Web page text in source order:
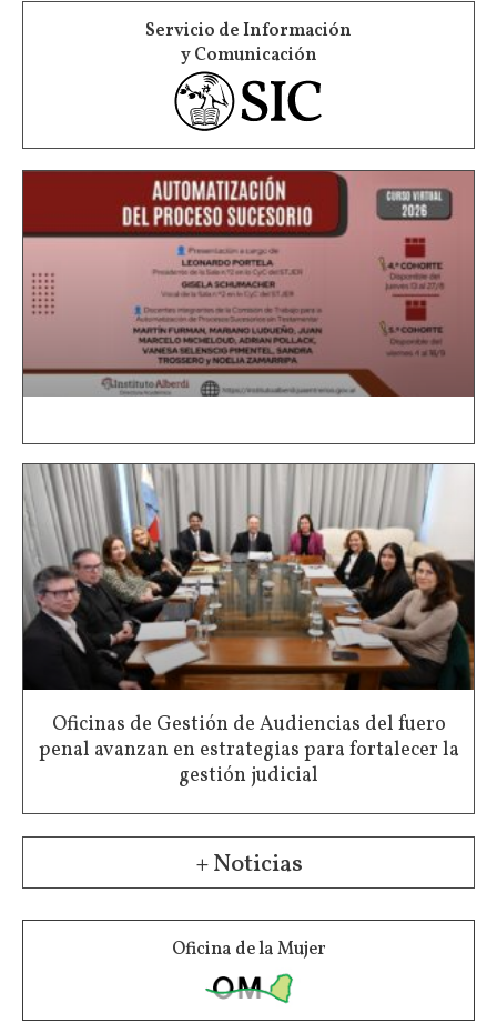
Servicio de Información
y Comunicación
Oficinas de Gestión de Audiencias del fuero
penal avanzan en estrategias para fortalecer la
gestión judicial
+ Noticias
Oficina de la Mujer